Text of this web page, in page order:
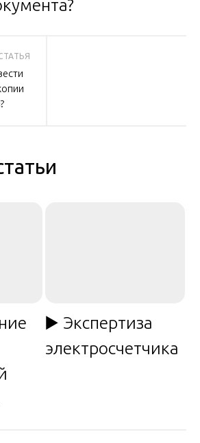
▶️ Экспертиза
электросчетчика